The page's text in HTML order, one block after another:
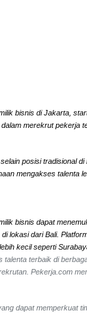
bisnis di Jakarta,
merekrut pekerja
posisi tradisional
mengakses talenta
bisnis dapat
dari Bali.
kecil seperti
talenta terbaik di
Pekerja.com
dapat memperkuat